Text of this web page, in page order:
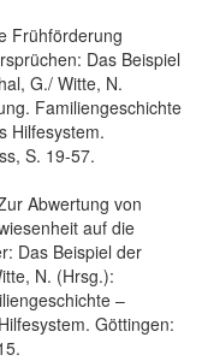
Frühförderung
Das Beispiel
G./ Witte, N.
Familiengeschichte
Hilfesystem.
S. 19-57.
Abwertung von
auf die
Das Beispiel der
N. (Hrsg.):
–
Göttingen: